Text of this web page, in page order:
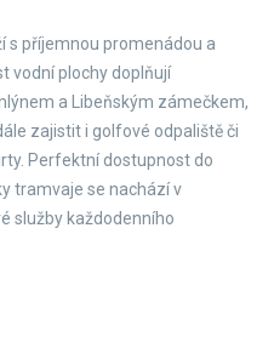
s příjemnou promenádou a
vodní plochy doplňují
a Libeňským zámečkem,
zajistit i golfové odpaliště či
Perfektní dostupnost do
tramvaje se nachází v
služby každodenního